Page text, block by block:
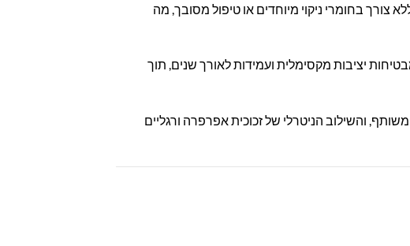
צורך בחומרי ניקוי מיוחדים או טיפול מסובך, מה
יציבות מקסימלית ועמידות לאורך שנים, תוך
והשילוב הניטרלי של זכוכית אפרפרה ורגליים